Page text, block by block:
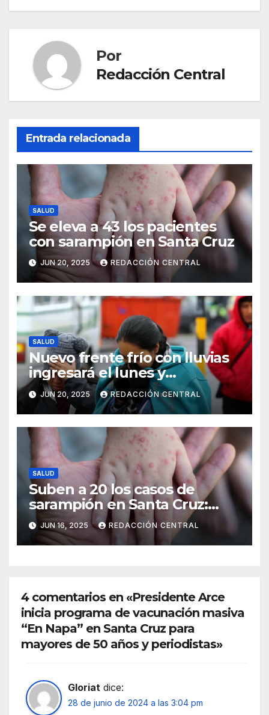
Por
Redacción Central
Entrada relacionada
SALUD
Se eleva a 43 los pacientes
con sarampión en Santa Cruz
JUN 20, 2025 REDACCIÓN CENTRAL
SALUD
Nuevo frente frío con lluvias
ingresará el lunes y
continuarán los vientos en el
altiplano y valles
JUN 20, 2025 REDACCIÓN CENTRAL
SALUD
Suben a 20 los casos de
sarampión en Santa Cruz:
Salud intensifica la
vacunación
JUN 16, 2025 REDACCIÓN CENTRAL
4 comentarios en «Presidente Arce
inicia programa de vacunación masiva
“En Napa” en Santa Cruz para
mayores de 50 años y periodistas»
Gloriat dice:
28 de junio de 2024 a las 3:04 pm